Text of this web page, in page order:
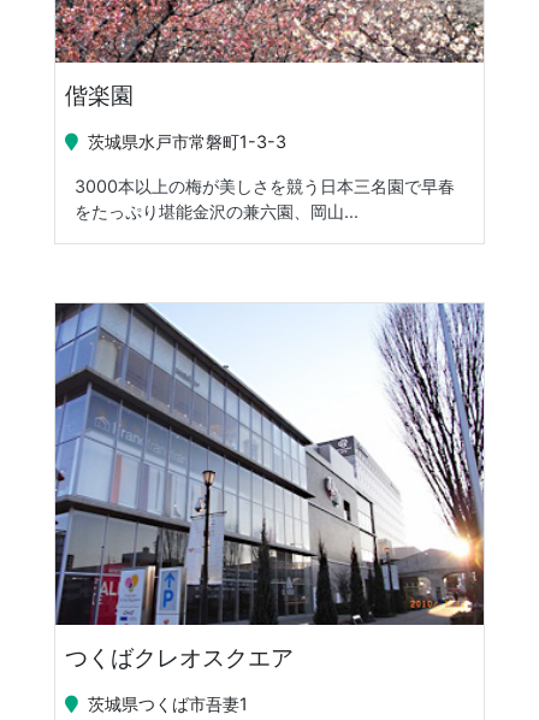
偕楽園
茨城県水戸市常磐町1-3-3
3000本以上の梅が美しさを競う日本三名園で早春
をたっぷり堪能金沢の兼六園、岡山...
つくばクレオスクエア
茨城県つくば市吾妻1